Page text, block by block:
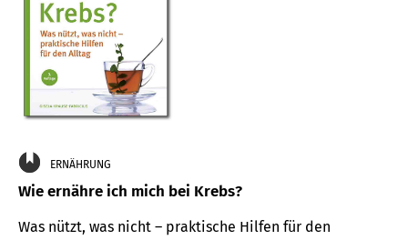
ERNÄHRUNG
Wie ernähre ich mich bei Krebs?
Was nützt, was nicht – praktische Hilfen für den